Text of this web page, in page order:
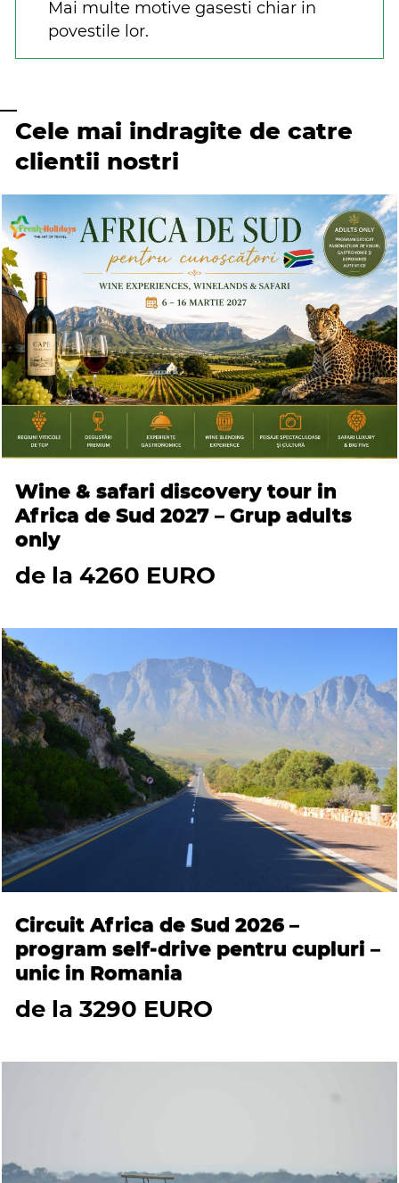
Mai multe motive gasesti chiar in
povestile lor.
Cele mai indragite de catre
clientii nostri
Wine & safari discovery tour in
Africa de Sud 2027 – Grup adults
only
de la 4260 EURO
Circuit Africa de Sud 2026 –
program self-drive pentru cupluri –
unic in Romania
de la 3290 EURO